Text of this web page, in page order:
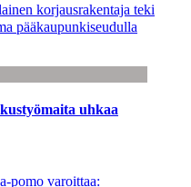
korjausrakentaja teki
pääkaupunkiseudulla
uhkaa
pomo varoittaa: